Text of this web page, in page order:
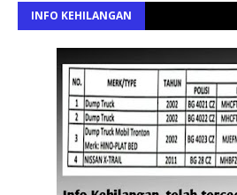
INFO KEHILANGAN